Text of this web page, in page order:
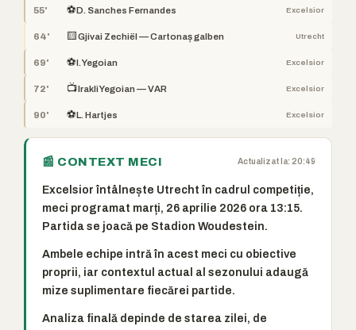
55' ⚽D. Sanches Fernandes Excelsior
64' 🟨 Gjivai Zechiël — Cartonaș galben Utrecht
69' ⚽I. Yegoian Excelsior
72' 📺Irakli Yegoian — VAR Excelsior
90' ⚽L. Hartjes Excelsior
📰 CONTEXT MECI Actualizat la: 20:49
Excelsior întâlnește Utrecht în cadrul competiție,
meci programat marți, 26 aprilie 2026 ora 13:15.
Partida se joacă pe Stadion Woudestein.
Ambele echipe intră în acest meci cu obiective
proprii, iar contextul actual al sezonului adaugă
mize suplimentare fiecărei partide.
Analiza finală depinde de starea zilei, de